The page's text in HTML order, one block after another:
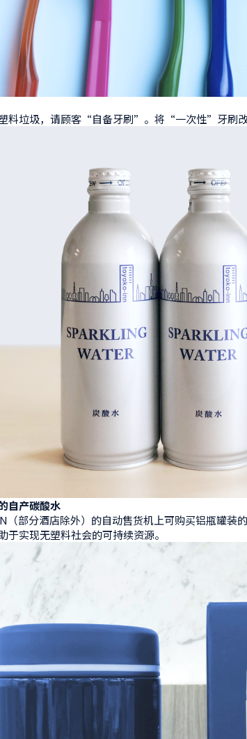
料垃圾，请顾客“自备牙刷”。将“一次性”牙刷
自产碳酸水
（部分酒店除外）的自动售货机上可购买铝瓶罐装
于实现无塑料社会的可持续资源。